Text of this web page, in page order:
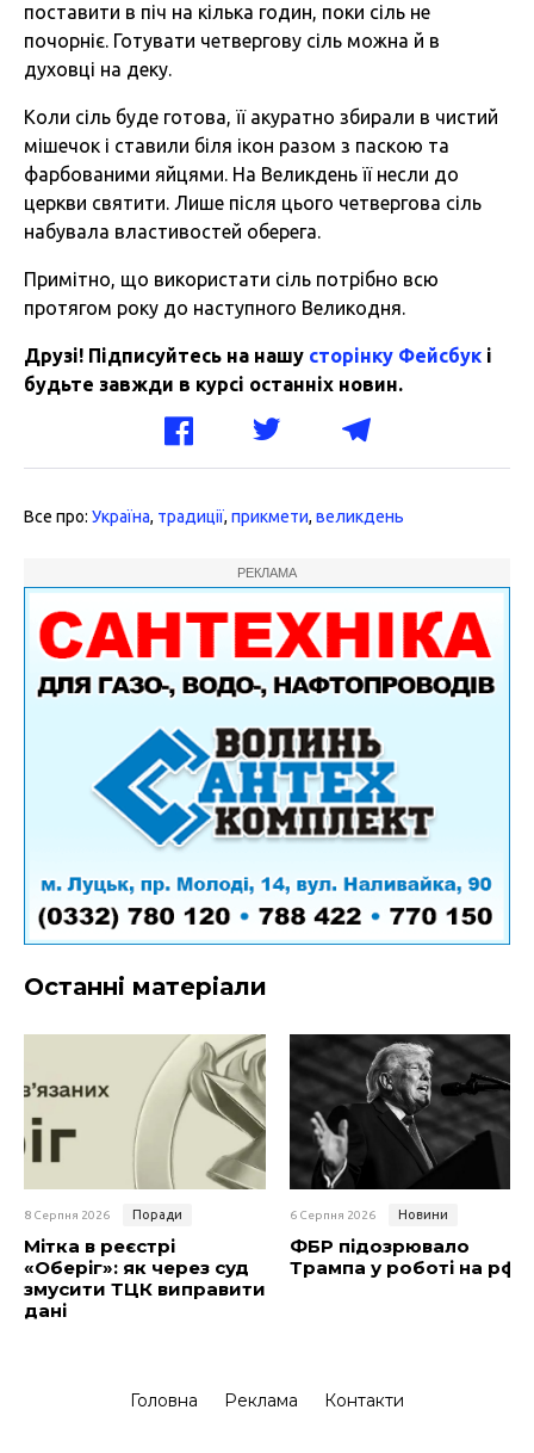
поставити в піч на кілька годин, поки сіль не
почорніє. Готувати четвергову сіль можна й в
духовці на деку.
Коли сіль буде готова, її акуратно збирали в чистий
мішечок і ставили біля ікон разом з паскою та
фарбованими яйцями. На Великдень її несли до
церкви святити. Лише після цього четвергова сіль
набувала властивостей оберега.
Примітно, що використати сіль потрібно всю
протягом року до наступного Великодня.
Друзі! Підписуйтесь на нашу сторінку Фейсбук і
будьте завжди в курсі останніх новин.
Все про: Україна, традиції, прикмети, великдень
РЕКЛАМА
Останні матеріали
8 Серпня 2026 Поради
Мітка в реєстрі
«Оберіг»: як через суд
змусити ТЦК виправити
дані
6 Серпня 2026 Новини
ФБР підозрювало
Трампа у роботі на рф
Головна Реклама Контакти